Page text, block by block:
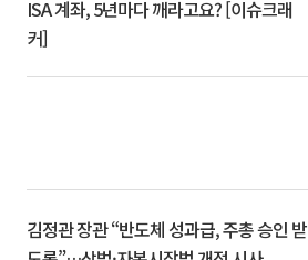
ISA 계좌, 5년마다 깨라고요? [이슈크래
커]
김정관 장관 “반도체 성과급, 주총 승인 받